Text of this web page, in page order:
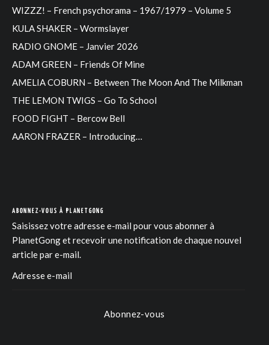
WIZZZ! – French psychorama – 1967/1979 – Volume 5
KULA SHAKER – Wormslayer
RADIO GNOME – Janvier 2026
ADAM GREEN – Friends Of Mine
AMELIA COBURN – Between The Moon And The Milkman
THE LEMON TWIGS – Go To School
FOOD FIGHT – Bercow Bell
AARON FRAZER – Introducing…
ABONNEZ-VOUS À PLANETGONG
Saisissez votre adresse e-mail pour vous abonner à
PlanetGong et recevoir une notification de chaque nouvel
article par e-mail.
Abonnez-vous